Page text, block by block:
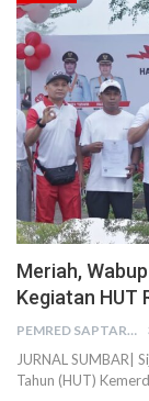
Meriah,
Kegiatan HUT
PEMRED SAPTARIUS
JURNAL SUMBAR|
Tahun (HUT)